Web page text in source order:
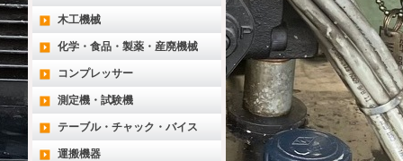
木工機械
化学・食品・製薬・産廃機械
コンプレッサー
測定機・試験機
テーブル・チャック・バイス
運搬機器